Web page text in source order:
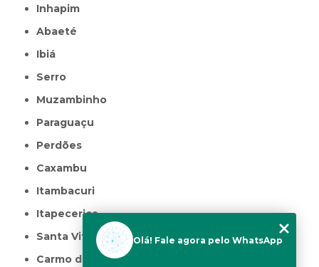
Inhapim
Abaeté
Ibiá
Serro
Muzambinho
Paraguaçu
Perdões
Caxambu
Itambacuri
Itapecerica
Santa Vitória
Carmo do Rio Claro
Olá! Fale agora pelo WhatsApp